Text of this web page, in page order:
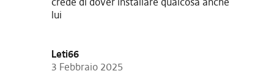
lui
Leti66
3 Febbraio 2025